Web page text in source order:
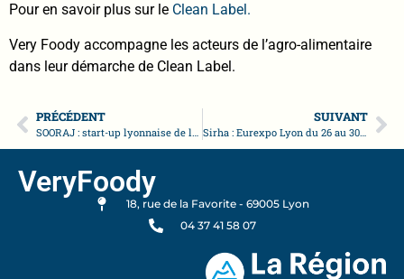
Pour en savoir plus sur le Clean Label.
Very Foody accompagne les acteurs de l’agro-alimentaire
dans leur démarche de Clean Label.
PRÉCÉDENT
SOORAJ : start-up lyonnaise de la food
SUIVANT
Sirha : Eurexpo Lyon du 26 au 30 janvier 2019
VeryFoody
18, rue de la Favorite - 69005 Lyon
04 37 41 58 07